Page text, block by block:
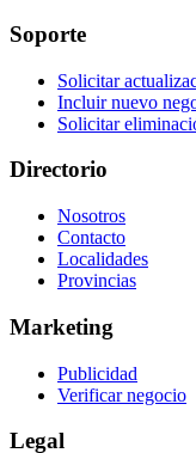
Soporte
Solicitar
Incluir nuevo
Solicitar
Directorio
Nosotros
Contacto
Localidades
Provincias
Marketing
Publicidad
Verificar negocio
Legal